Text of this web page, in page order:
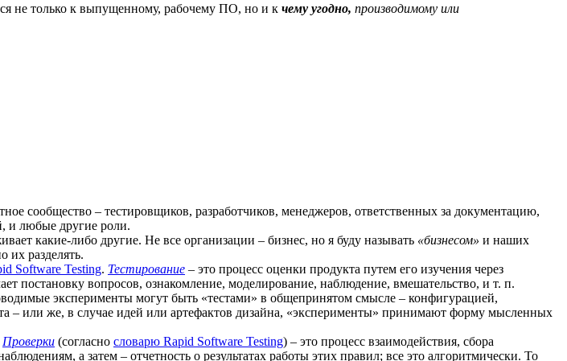
не только к выпущенному, рабочему ПО, но и к чему угодно, производимому или
сообщество – тестировщиков, разработчиков, менеджеров, ответственных за документацию,
и любые другие роли.
какие-либо другие. Не все организации – бизнес, но я буду называть «бизнесом» и наших
их разделять.
Software Testing. Тестирование – это процесс оценки продукта путем его изучения через
постановку вопросов, ознакомление, моделирование, наблюдение, вмешательство, и т. п.
эксперименты могут быть «тестами» в общепринятом смысле – конфигурацией,
– или же, в случае идей или артефактов дизайна, «эксперименты» принимают форму мысленных
Проверки (согласно словарю Rapid Software Testing) – это процесс взаимодействия, сбора
а затем – отчетность о результатах работы этих правил; все это алгоритмически. То